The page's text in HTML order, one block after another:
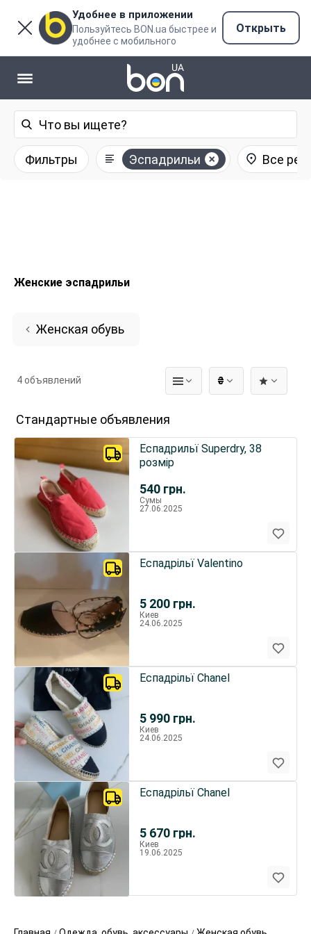
Удобнее в приложении
Пользуйтесь BON.ua быстрее и
удобнее с мобильного
Открыть
Фильтры Эспадрильи Все
Женские эспадрильи
Женская обувь
₴
4 объявлений
Стандартные объявления
540 грн.
Еспадрильї Superdry, 38
розмір
Сумы
27.06.2025
5 200 грн.
Еспадрільї Valentino
Киев
24.06.2025
5 990 грн.
Еспадрільї Chanel
Киев
24.06.2025
5 670 грн.
Еспадрільї Chanel
Киев
19.06.2025